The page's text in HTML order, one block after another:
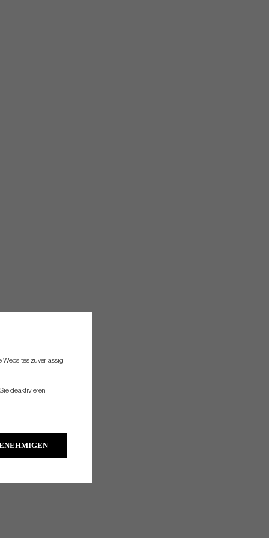
Websites zuverlässig
deaktivieren